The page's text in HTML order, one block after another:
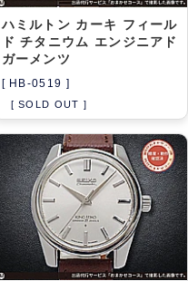
ハミルトン カーキ フィール
ド チタニウム エンジニアド
ガーメンツ
[ HB-0519 ]
[ SOLD OUT ]